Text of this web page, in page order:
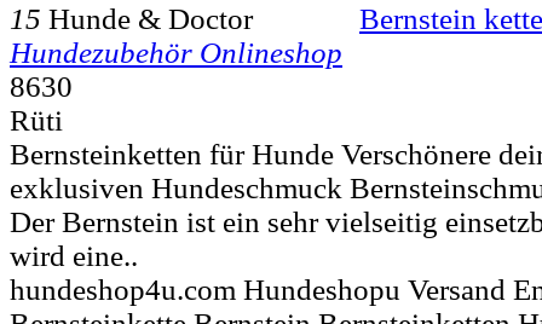
15
Bernstein
Hundezubehör Onlineshop
8630
Rüti
Bernsteinketten für Hunde Verschönere
exklusiven Hundeschmuck
Der Bernstein ist ein sehr vielseitig
wird eine..
hundeshop4u.com Hundeshopu Versand